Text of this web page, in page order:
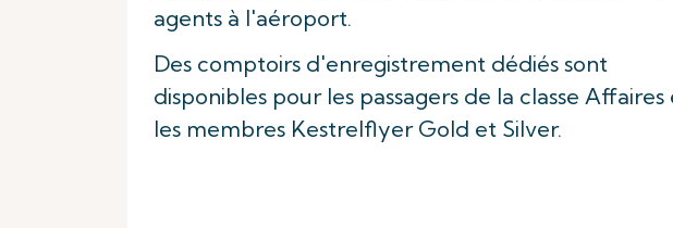
agents à l'aéroport.
Des comptoirs d'enregistrement dédiés sont
disponibles pour les passagers de la classe Affaires
les membres Kestrelflyer Gold et Silver.